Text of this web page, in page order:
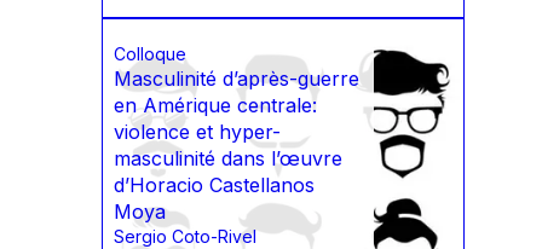
Colloque
Masculinité d’après-guerre
en Amérique centrale:
violence et hyper-
masculinité dans l’œuvre
d’Horacio Castellanos
Moya
Sergio Coto-Rivel